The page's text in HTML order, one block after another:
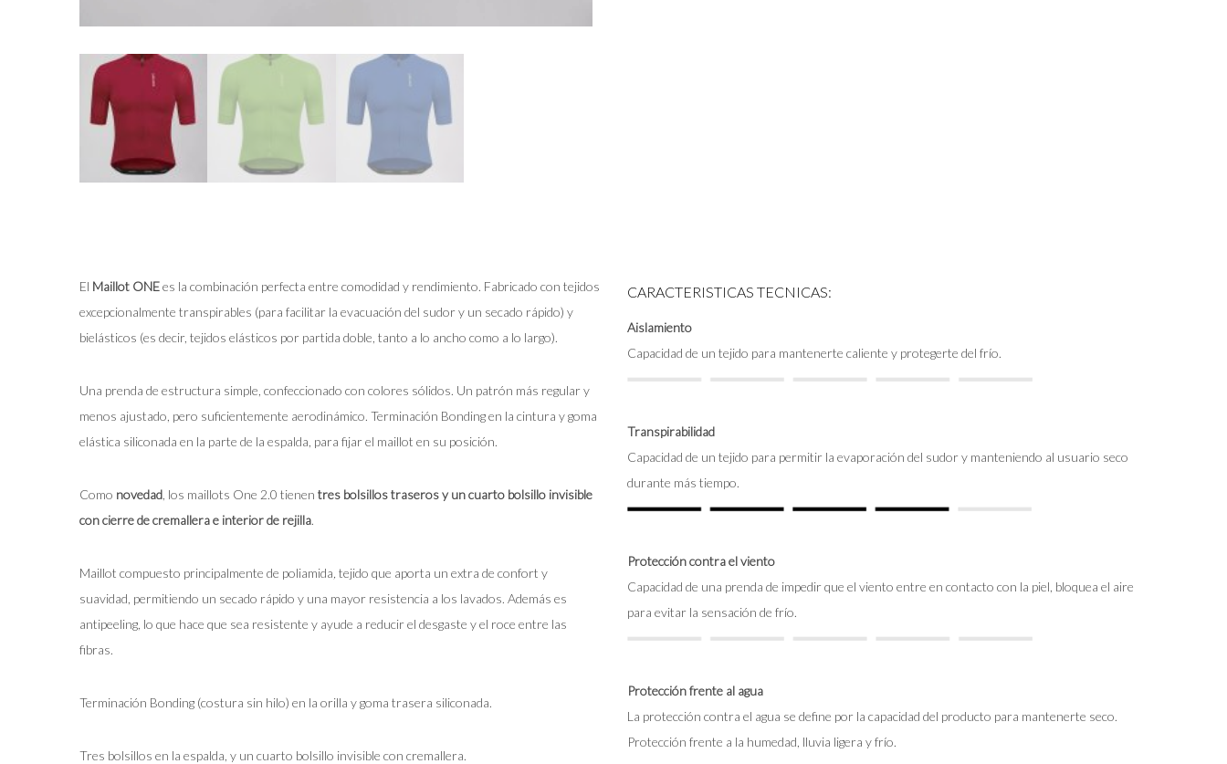
El Maillot ONEes la combinación perfecta entre comodidad y rendimiento. Fabricado con tejidos
excepcionalmente transpirables (para facilitar la evacuación del sudor y un secado rápido) y
bielásticos (es decir, tejidos elásticos por partida doble, tanto a lo ancho como a lo largo).
Una prenda de estructura simple, confeccionado con colores sólidos. Un patrón más regular y
menos ajustado, pero suficientemente aerodinámico. Terminación Bonding en la cintura y goma
elástica siliconada en la parte de la espalda, para fijar el maillot en su posición.
Como novedad , los maillots One 2.0 tienen tres bolsillos traseros y un cuarto bolsillo invisible
con cierre de cremallera e interior de rejilla.
Maillot compuesto principalmente de poliamida tejido que aporta un extra de confort y
suavidad, permitiendo un secado rápido y una mayor resistencia a los lavados. Además es
antipeeling, lo que hace que sea resistente y ayude a reducir el desgaste y el roce entre las
fibras.
Terminación Bonding (costura sin hilo) en la orilla y goma trasera siliconada.
Tres bolsillos en la espalda, y un cuarto bolsillo invisible con cremallera.
CARACTERISTICAS TECNICAS:
Aislamiento
Capacidad de un tejido para mantenerte caliente y protegerte del frío.
Transpirabilidad
Capacidad de un tejido para permitir la evaporación del sudor y manteniendo al usuario seco
durante más tiempo.
Protección contra el viento
Capacidad de una prenda de impedir que el viento entre en contacto con la piel, bloquea el aire
para evitar la sensación de frío.
Protección frente al agua
La protección contra el agua se define por la capacidad del producto para mantenerte seco.
Protección frente a la humedad, lluvia ligera y frío.